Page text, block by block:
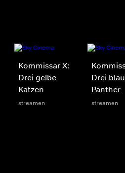
Kommissar X:
Drei gelbe
Katzen
streamen
Drei
Panther
streamen